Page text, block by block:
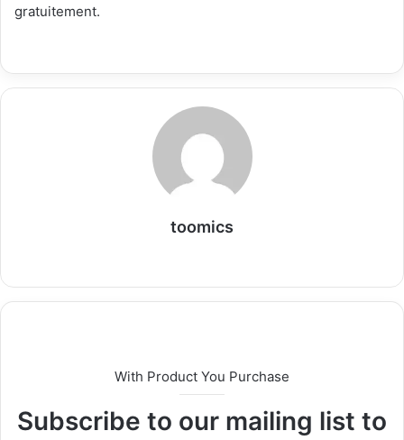
gratuitement.
toomics
b
e
With Product You Purchase
Subscribe to our mailing list to